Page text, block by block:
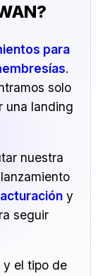
para
.
solo
una landing
nuestra
y
seguir
y el tipo de